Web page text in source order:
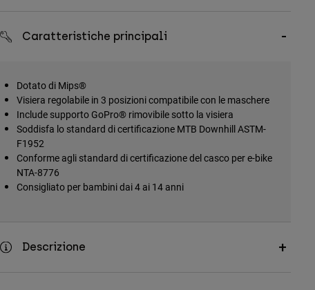
Caratteristiche principali
Dotato di Mips®
Visiera regolabile in 3 posizioni compatibile con le maschere
Include supporto GoPro® rimovibile sotto la visiera
Soddisfa lo standard di certificazione MTB Downhill ASTM-
F1952
Conforme agli standard di certificazione del casco per e-bike
NTA-8776
Consigliato per bambini dai 4 ai 14 anni
Descrizione